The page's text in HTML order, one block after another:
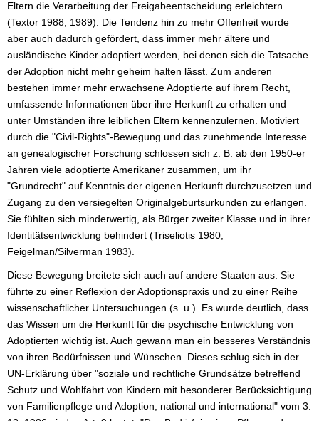
Eltern die Verarbeitung der Freigabeentscheidung erleichtern
(Textor 1988, 1989). Die Tendenz hin zu mehr Offenheit wurde
aber auch dadurch gefördert, dass immer mehr ältere und
ausländische Kinder adoptiert werden, bei denen sich die Tatsache
der Adoption nicht mehr geheim halten lässt. Zum anderen
bestehen immer mehr erwachsene Adoptierte auf ihrem Recht,
umfassende Informationen über ihre Herkunft zu erhalten und
unter Umständen ihre leiblichen Eltern kennenzulernen. Motiviert
durch die "Civil-Rights"-Bewegung und das zunehmende Interesse
an genealogischer Forschung schlossen sich z. B. ab den 1950-er
Jahren viele adoptierte Amerikaner zusammen, um ihr
"Grundrecht" auf Kenntnis der eigenen Herkunft durchzusetzen und
Zugang zu den versiegelten Originalgeburtsurkunden zu erlangen.
Sie fühlten sich minderwertig, als Bürger zweiter Klasse und in ihrer
Identitätsentwicklung behindert (Triseliotis 1980,
Feigelman/Silverman 1983).
Diese Bewegung breitete sich auch auf andere Staaten aus. Sie
führte zu einer Reflexion der Adoptionspraxis und zu einer Reihe
wissenschaftlicher Untersuchungen (s. u.). Es wurde deutlich, dass
das Wissen um die Herkunft für die psychische Entwicklung von
Adoptierten wichtig ist. Auch gewann man ein besseres Verständnis
von ihren Bedürfnissen und Wünschen. Dieses schlug sich in der
UN-Erklärung über "soziale und rechtliche Grundsätze betreffend
Schutz und Wohlfahrt von Kindern mit besonderer Berücksichtigung
von Familienpflege und Adoption, national und international" vom 3.